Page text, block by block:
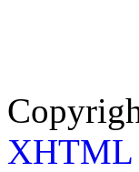
XHTML